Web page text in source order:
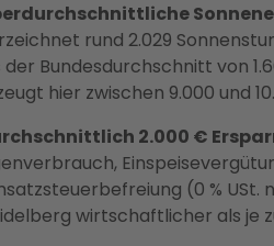
rund 2.029
der Bundesdurchschnitt von
hier zwischen 9.000 und
2.000 €
(0 % USt.
wirtschaftlicher als je